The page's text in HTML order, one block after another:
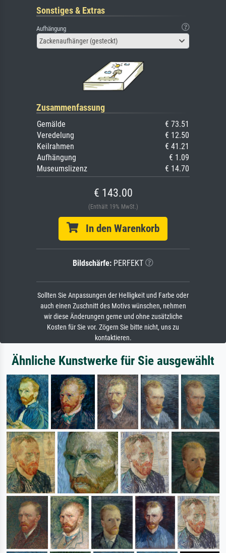
Sonstiges & Extras
Aufhängung
Zackenaufhänger (gesteckt)
Zusammenfassung
Gemälde
€ 73.51
Veredelung
€ 12.50
Keilrahmen
€ 41.21
Aufhängung
€ 1.09
Museumslizenz
€ 14.70
€ 143.00
(Enthält 19% MwSt.)
In den Warenkorb
Bildschärfe: PERFEKT
Sollten Sie Anpassungen der Helligkeit und Farbe oder
auch einen Zuschnitt des Motivs wünschen, nehmen
wir diese Änderungen gerne und ohne zusätzliche
Kosten für Sie vor. Zögern Sie bitte nicht, uns zu
kontaktieren.
Ähnliche Kunstwerke für Sie ausgewählt